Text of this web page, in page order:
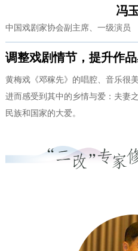
冯
中国戏剧家协会副主席、一级演员
调整戏剧情节，提升作
黄梅戏《邓稼先》的唱腔、音乐很
进而感受到其中的乡情与爱：夫妻
民族和国家的大爱。